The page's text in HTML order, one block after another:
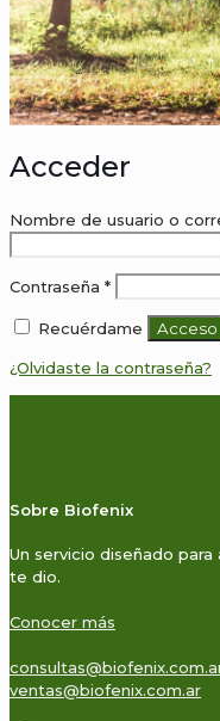
Acceder
Nombre de usuario o
Contraseña *Obligatorio
Recuérdame Acceso
¿Olvidaste la contraseña?
Sobre Biofenix
Un servicio diseñado
te dio.
Conocer más
ventas@biofenix.com.ar